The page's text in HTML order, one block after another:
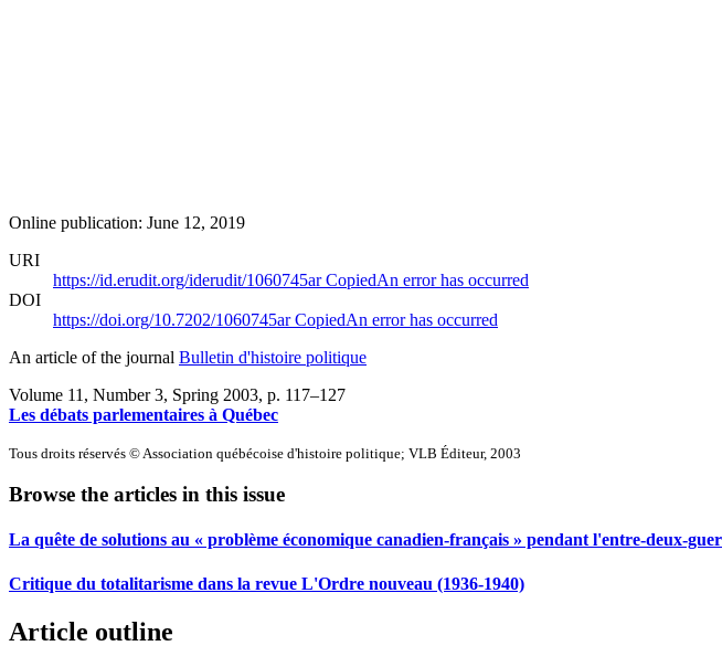
Online publication: June 12, 2019
URI
https://id.erudit.org/iderudit/1060745arCopiedAn error has occurred
DOI
https://doi.org/10.7202/1060745arCopiedAn error has occurred
An article of the journal Bulletin d'histoire politique
Volume 11, Number 3, Spring 2003, p. 117–127
Les débats parlementaires à Québec
Tous droits réservés © Association québécoise d'histoire politique; VLB Éditeur, 2003
Browse the articles in this issue
La quête de solutions au « problème économique canadien-français » pendant l'entre-deux-
Critique du totalitarisme dans la revue L'Ordre nouveau (1936-1940)
Article outline